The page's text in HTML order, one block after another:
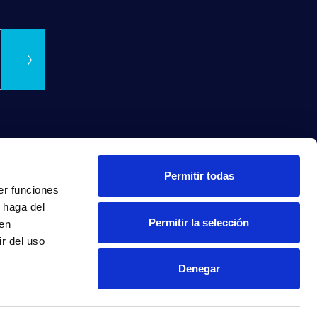
funciones
del
del uso
Permitir todas
Permitir la selección
Denegar